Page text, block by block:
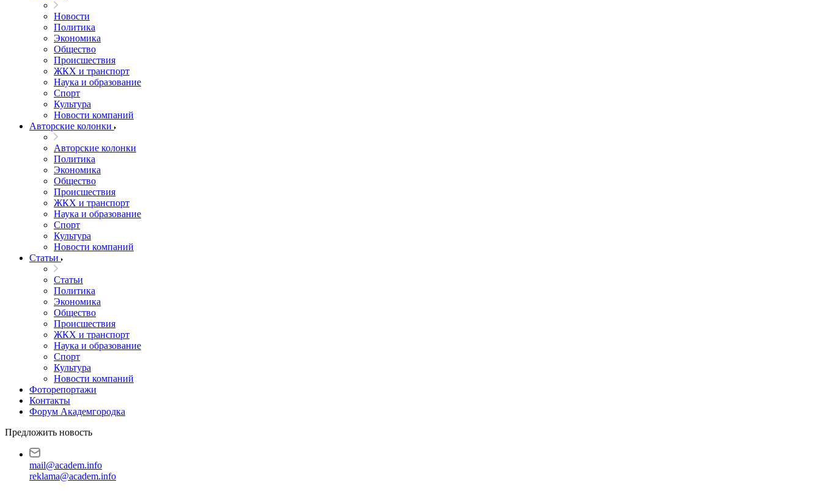
Новости
Политика
Экономика
Общество
Происшествия
ЖКХ и транспорт
Наука и образование
Спорт
Культура
Новости компаний
Авторские колонки
Авторские колонки
Политика
Экономика
Общество
Происшествия
ЖКХ и транспорт
Наука и образование
Спорт
Культура
Новости компаний
Статьи
Статьи
Политика
Экономика
Общество
Происшествия
ЖКХ и транспорт
Наука и образование
Спорт
Культура
Новости компаний
Фоторепортажи
Контакты
Форум Академгородка
Предложить новость
mail@academ.info
reklama@academ.info